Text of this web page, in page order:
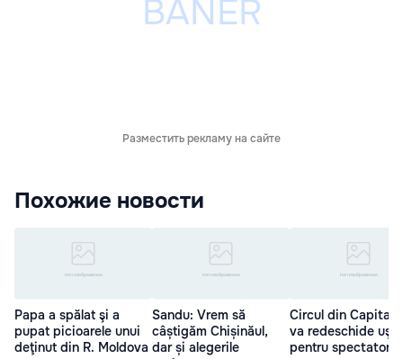
Разместить рекламу на сайте
Похожие новости
Papa a spălat şi a
pupat picioarele unui
deţinut din R. Moldova
Sandu: Vrem să
câștigăm Chișinăul,
dar și alegerile
Circul din Capitală
va redeschide
pentru spectatori